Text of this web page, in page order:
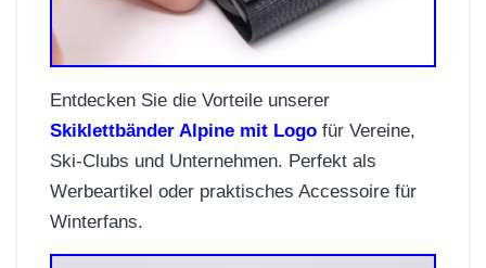
Entdecken Sie die Vorteile unserer
Skiklettbänder Alpine mit Logo für Vereine,
Ski-Clubs und Unternehmen. Perfekt als
Werbeartikel oder praktisches Accessoire für
Winterfans.